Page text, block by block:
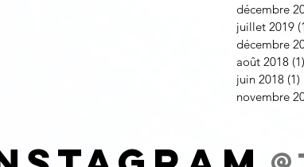
décembre
juillet 2019
décembre
août 2018 (1)
juin 2018 (1)
novembre